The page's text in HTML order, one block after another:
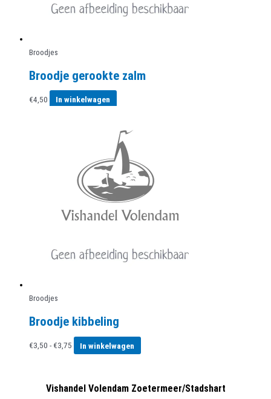
productpagina
Broodjes
Broodje gerookte zalm
€4,50 In winkelwagen
Broodjes
Broodje kibbeling
€3,50 -€3,75 Prijsklasse:
€3,75
In winkelwagen
meerdere
Vishandel Volendam Zoetermeer/Stadshart